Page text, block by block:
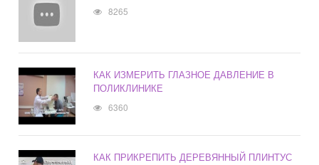
8265
КАК ИЗМЕРИТЬ ГЛАЗНОЕ ДАВЛЕНИЕ В
ПОЛИКЛИНИКЕ
6360
КАК ПРИКРЕПИТЬ ДЕРЕВЯННЫЙ ПЛИНТУС